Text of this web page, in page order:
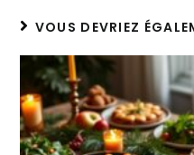
VOUS DEVRIEZ